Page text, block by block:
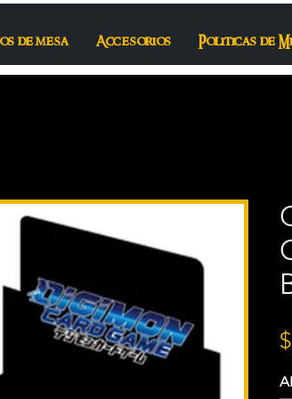
de mesa Accesorios Politicas de